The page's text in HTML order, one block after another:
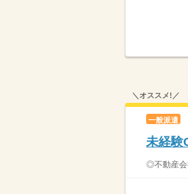
＼オススメ!／
一般派遣
未経験
◎不動産会